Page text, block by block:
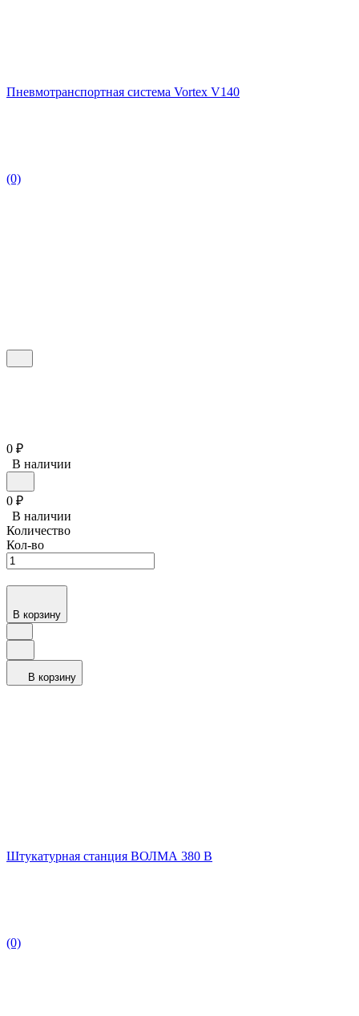
Пневмотранспортная система Vortex V140
(0)
0 ₽
В наличии
0 ₽
В наличии
Количество
Кол-во
В корзину
В корзину
Штукатурная станция ВОЛМА 380 В
(0)